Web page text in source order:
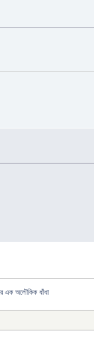
এক অলৌকিক ধাঁধা